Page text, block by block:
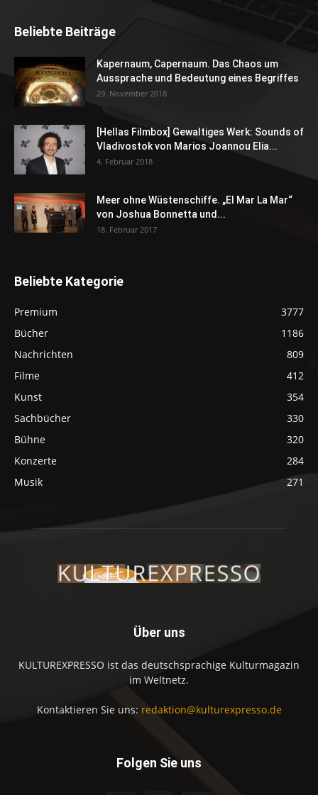
Beliebte Beiträge
Kapernaum, Capernaum. Das Chaos um
Aussprache und Bedeutung eines Begriffes
29. November 2018
[Hellas Filmbox] Gewaltiges Werk: Sounds of
Vladivostok von Marios Joannou Elia...
4. Februar 2018
Meer ohne Wüstenschiffe. „El Mar La Mar“
von Joshua Bonnetta und...
18. Februar 2017
Beliebte Kategorie
Premium
3777
Bücher
1186
Nachrichten
809
Filme
412
Kunst
354
Sachbücher
330
Bühne
320
Konzerte
284
Musik
271
Über uns
KULTUREXPRESSO ist das deutschsprachige Kulturmagazin
im Weltnetz.
Kontaktieren Sie uns: redaktion@kulturexpresso.de
Folgen Sie uns